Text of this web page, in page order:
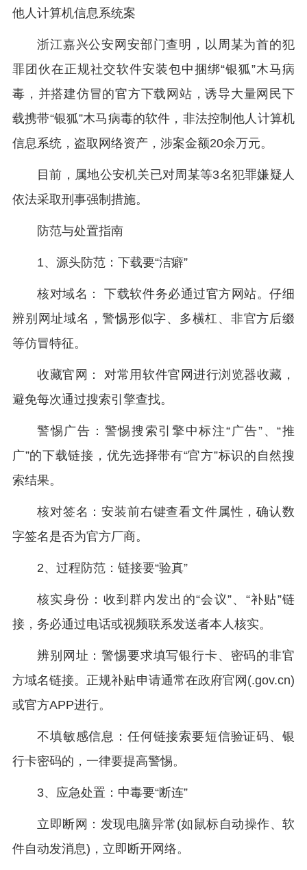
他人计算机信息系统案
浙江嘉兴公安网安部门查明，以周某为首的犯
罪团伙在正规社交软件安装包中捆绑“银狐”木马病
毒，并搭建仿冒的官方下载网站，诱导大量网民下
载携带“银狐”木马病毒的软件，非法控制他人计算机
信息系统，盗取网络资产，涉案金额20余万元。
目前，属地公安机关已对周某等3名犯罪嫌疑人
依法采取刑事强制措施。
防范与处置指南
1、源头防范：下载要“洁癖”
核对域名： 下载软件务必通过官方网站。仔细
辨别网址域名，警惕形似字、多横杠、非官方后缀
等仿冒特征。
收藏官网： 对常用软件官网进行浏览器收藏，
避免每次通过搜索引擎查找。
警惕广告：警惕搜索引擎中标注“广告”、“推
广”的下载链接，优先选择带有“官方”标识的自然搜
索结果。
核对签名：安装前右键查看文件属性，确认数
字签名是否为官方厂商。
2、过程防范：链接要“验真”
核实身份：收到群内发出的“会议”、“补贴”链
接，务必通过电话或视频联系发送者本人核实。
辨别网址：警惕要求填写银行卡、密码的非官
方域名链接。正规补贴申请通常在政府官网(.gov.cn)
或官方APP进行。
不填敏感信息：任何链接索要短信验证码、银
行卡密码的，一律要提高警惕。
3、应急处置：中毒要“断连”
立即断网：发现电脑异常(如鼠标自动操作、软
件自动发消息)，立即断开网络。